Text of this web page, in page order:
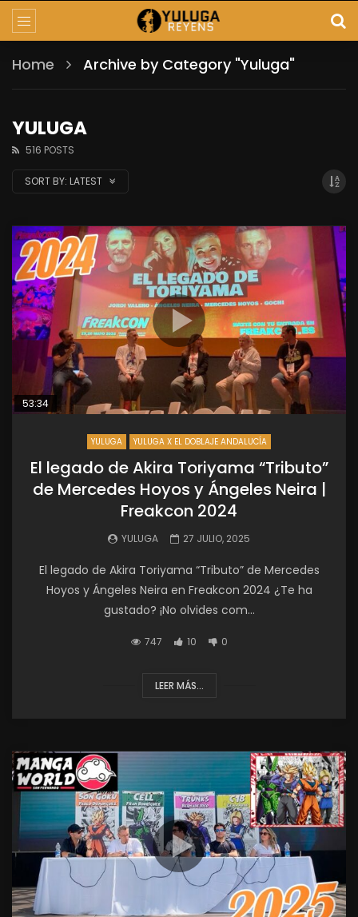
Home Archive by Category "Yuluga"
YULUGA
516 POSTS
SORT BY: LATEST
53:34
YULUGA YULUGA X EL DOBLAJE ANDALUCÍA
El legado de Akira Toriyama “Tributo”
de Mercedes Hoyos y Ángeles Neira |
Freakcon 2024
YULUGA 27 JULIO, 2025
El legado de Akira Toriyama “Tributo” de Mercedes
Hoyos y Ángeles Neira en Freakcon 2024 ¿Te ha
gustado? ¡No olvides com...
747 10 0
LEER MÁS...